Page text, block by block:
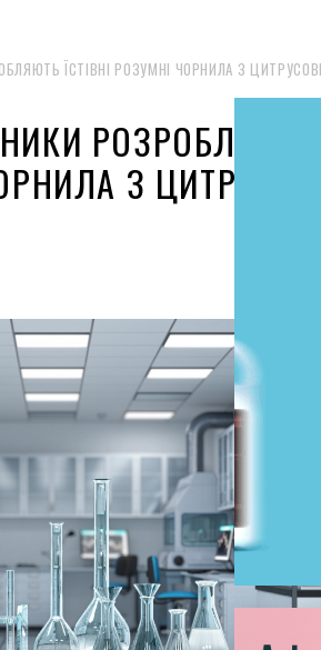
ЇСТІВНІ РОЗУМНІ ЧОРНИЛА З
РОЗРОБЛЯЮТЬ
З